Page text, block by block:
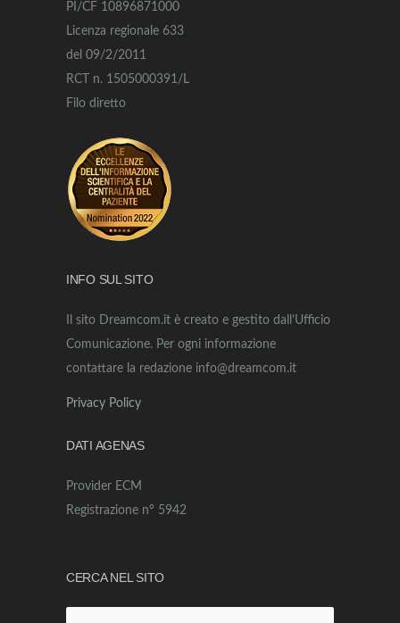
PI/CF 10896871000
Licenza regionale 633
del 09/2/2011
RCT n. 1505000391/L
Filo diretto
INFO SUL SITO
Il sito Dreamcom.it è creato e gestito dall’Ufficio
Comunicazione. Per ogni informazione
contattare la redazione info@dreamcom.it
Privacy Policy
DATI AGENAS
Provider ECM
Registrazione n° 5942
CERCA NEL SITO